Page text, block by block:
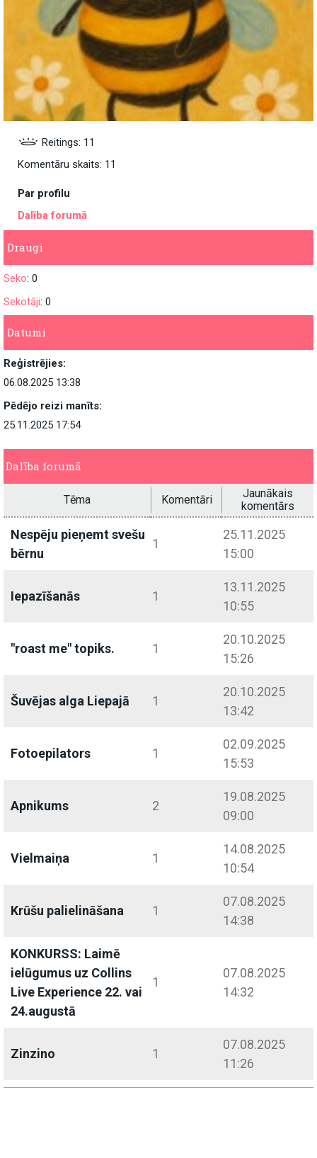
Reitings: 11
Komentāru skaits: 11
Par profilu
Dalība forumā
Draugi
Seko: 0
Sekotāji: 0
Datumi
Reģistrējies:
06.08.2025 13:38
Pēdējo reizi manīts:
25.11.2025 17:54
Dalība forumā
Tēma Komentāri
Jaunākais
komentārs
Nespēju pieņemt svešu
bērnu
1
25.11.2025
15:00
Iepazīšanās 1
13.11.2025
10:55
"roast me" topiks. 1
20.10.2025
15:26
Šuvējas alga Liepajā 1
20.10.2025
13:42
Fotoepilators 1
02.09.2025
15:53
Apnikums 2
19.08.2025
09:00
Vielmaiņa 1
14.08.2025
10:54
Krūšu palielināšana 1
07.08.2025
14:38
KONKURSS: Laimē
ielūgumus uz Collins
Live Experience 22. vai
24.augustā
1
07.08.2025
14:32
Zinzino 1
07.08.2025
11:26